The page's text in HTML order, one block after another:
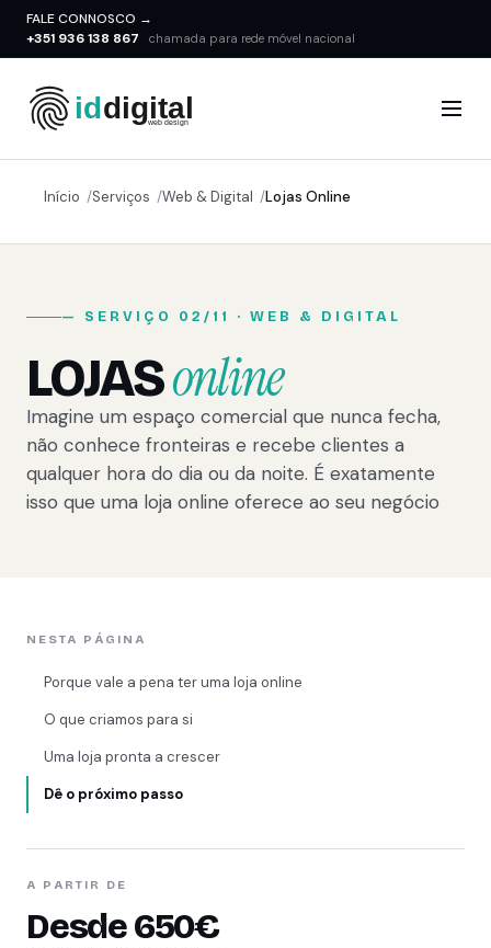
FALE CONNOSCO →
+351 936 138 867
chamada para rede móvel nacional
Início Serviços Web & Digital Lojas Online
— SERVIÇO 02/11 · WEB & DIGITAL
LOJASonline
Imagine um espaço comercial que nunca fecha,
não conhece fronteiras e recebe clientes a
qualquer hora do dia ou da noite. É exatamente
isso que uma loja online oferece ao seu negócio
NESTA PÁGINA
Porque vale a pena ter uma loja online
O que criamos para si
Uma loja pronta a crescer
Dê o próximo passo
A PARTIR DE
Desde 650€